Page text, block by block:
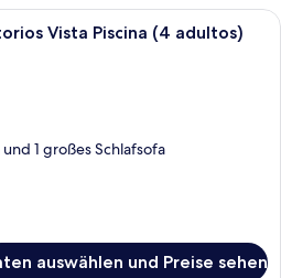
Ein Hotelzimmer mit Bett,
Vista Piscina (4 adultos)
1 großes Schlafsofa
auswählen und Preise sehen